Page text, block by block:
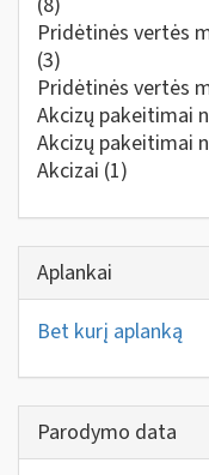
Pridėtinės vertės
(3)
Pridėtinės vertės
Akcizų pakeitimai
Akcizų pakeitimai
Akcizai (1)
Aplankai
Bet kurį aplanką
Parodymo data